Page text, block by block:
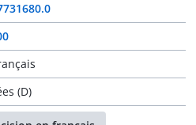
(D)